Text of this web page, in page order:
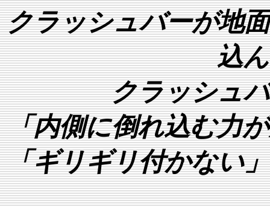
クラッシュバーが地
込
クラッシュ
「内側に倒れ込む力
「ギリギリ付かない